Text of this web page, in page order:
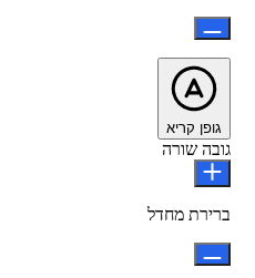
גופן קריא
גובה שורה
ברירת מחדל